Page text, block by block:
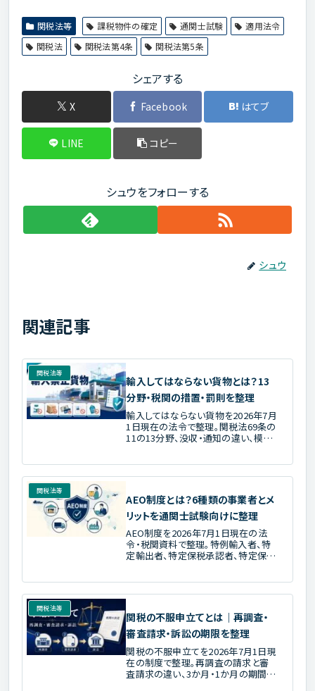
関税法等 課税物件の確定 通関士試験
適用法令
関税法
関税法第4条 関税法第5条
シェアする
X Facebook はてブ
LINE コピー
シュウをフォローする
シュウ
関連記事
関税法等
輸入してはならない貨物とは？13
分野・税関の措置・罰則を整理
輸入してはならない貨物を2026年7月
1日現在の法令で整理。関税法69条の
11の13分野、没収・通知の違い、模倣
関税法等
AEO制度とは？6種類の事業者とメ
リットを通関士試験向けに整理
AEO制度を2026年7月1日現在の法
令・税関資料で整理。特例輸入者、特
定輸出者、特定保税承認者、特定保税
関税法等
関税の不服申立てとは｜再調査・
審査請求・訴訟の期限を整理
関税の不服申立てを2026年7月1日現
在の制度で整理。再調査の請求と審
査請求の違い、3か月・1か月の期間、